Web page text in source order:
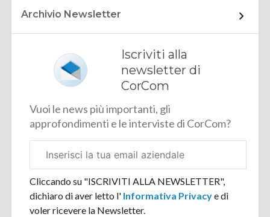
Archivio Newsletter
Iscriviti alla
newsletter di
CorCom
Vuoi le news più importanti, gli
approfondimenti e le interviste di CorCom?
aziendale
Cliccando su "ISCRIVITI ALLA NEWSLETTER",
dichiaro di aver letto l' Informativa Privacye di
voler ricevere la Newsletter.